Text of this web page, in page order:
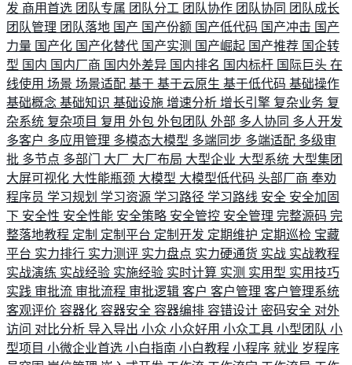
发 商用首选 团队专属 团队分工 团队协作 团队协同 团队成长
团队管理 团队落地 国产 国产份额 国产低代码 国产冲击 国产
力量 国产化 国产化替代 国产实测 国产崛起 国产推荐 国企转
型 国内 国内厂商 国内外差异 国内排名 国内标杆 国际巨头 在
线使用 场景 场景适配 基于 基于云原生 基于低代码 基础操作
基础概念 基础知识 基础设施 增速分析 增长引擎 复杂业务 复
杂系统 复杂项目 复用 外包 外包团队 外部 多人协同 多人开发
多客户 多应用管理 多模态大模型 多端同步 多端适配 多级审
批 多节点 多部门 大厂 大厂布局 大型企业 大型系统 大型集团
大屏可视化 大性能瓶颈 大模型 大模型低代码 头部厂商 奉劝
程序员 学习规划 学习资源 学习路径 学习路线 安全 安全加固
下 安全性 安全性能 安全策略 安全管控 安全管理 完整源码 完
整落地教程 定制 定制平台 定制开发 定期维护 定期巡检 宝藏
平台 实力排行 实力测评 实力盘点 实力硬通货 实战 实战教程
实战演练 实战经验 实施经验 实时计算 实测 实用型 实用技巧
实践 审批流 审批流程 审批逻辑 客户 客户管理 客户管理系统
客观评价 容器化 容器安全 容器编排 容错设计 密码安全 对外
访问 对比分析 导入导出 小众 小众好用 小众工具 小型团队 小
型项目 小微企业首选 小白指南 小白教程 小程序 就业 岁程序